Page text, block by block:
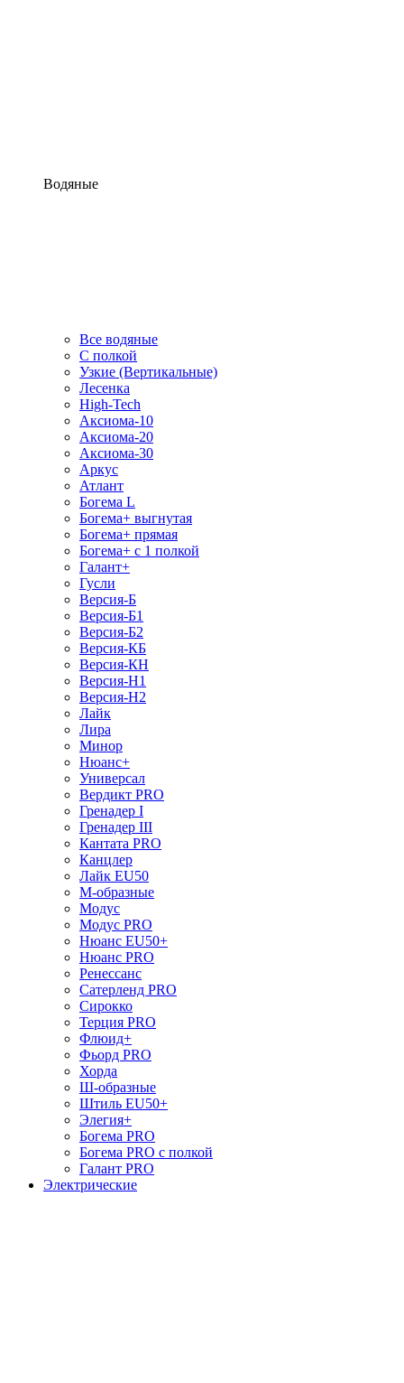
Водяные
Все водяные
С полкой
Узкие (Вертикальные)
Лесенка
High-Tech
Аксиома-10
Аксиома-20
Аксиома-30
Аркус
Атлант
Богема L
Богема+ выгнутая
Богема+ прямая
Богема+ с 1 полкой
Галант+
Гусли
Версия-Б
Версия-Б1
Версия-Б2
Версия-КБ
Версия-КН
Версия-Н1
Версия-Н2
Лайк
Лира
Минор
Нюанс+
Универсал
Вердикт PRO
Гренадер I
Гренадер III
Кантата PRO
Канцлер
Лайк EU50
М-образные
Модус
Модус PRO
Нюанс EU50+
Нюанс PRO
Ренессанс
Сатерленд PRO
Сирокко
Терция PRO
Флюид+
Фьорд PRO
Хорда
Ш-образные
Штиль EU50+
Элегия+
Богема PRO
Богема PRO с полкой
Галант PRO
Электрические